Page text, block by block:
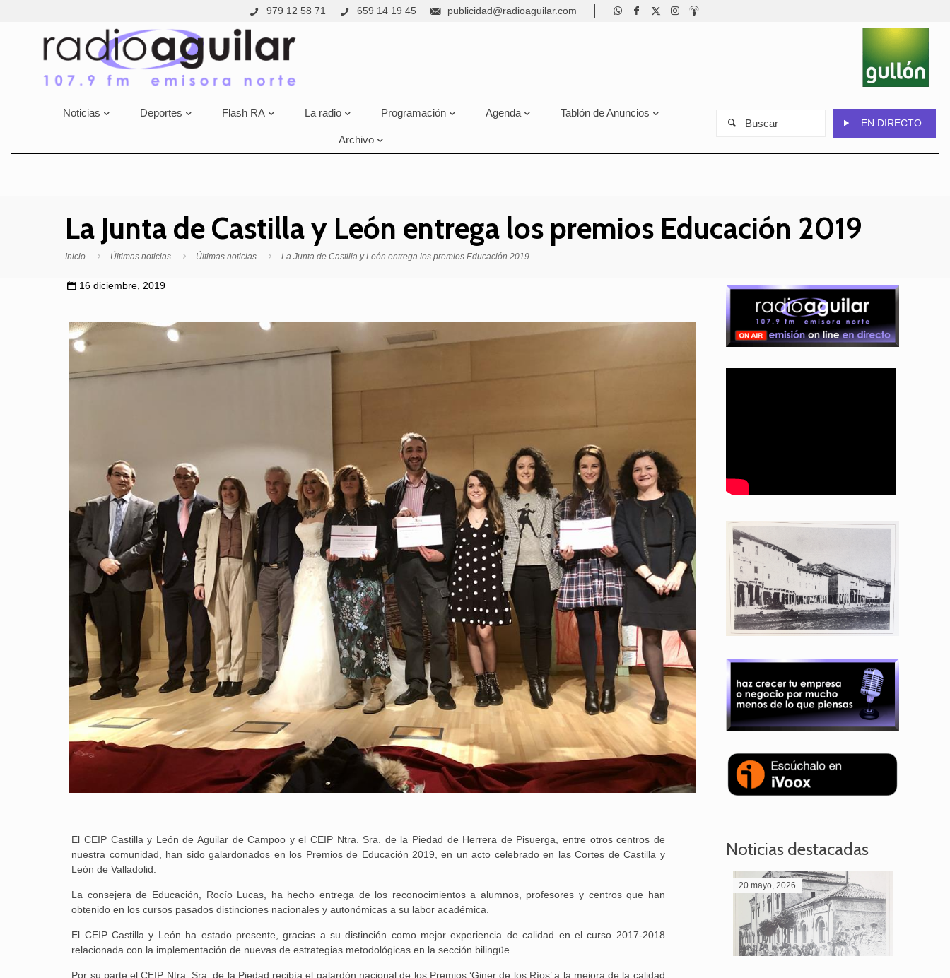
979 12 58 71 659 14 19 45 publicidad@radioaguilar.com
Noticias Deportes Flash RA La radio Programación Agenda Tablón de Anuncios
Archivo
EN DIRECTO
La Junta de Castilla y León entrega los premios Educación 2019
Inicio Últimas noticias Últimas noticias La Junta de Castilla y León entrega los premios Educación 2019
16 diciembre, 2019
El CEIP Castilla y León de Aguilar de Campoo y el CEIP Ntra. Sra. de la Piedad de Herrera de Pisuerga, entre otros centros de
nuestra comunidad, han sido galardonados en los Premios de Educación 2019, en un acto celebrado en las Cortes de Castilla y
León de Valladolid.
La consejera de Educación, Rocío Lucas, ha hecho entrega de los reconocimientos a alumnos, profesores y centros que han
obtenido en los cursos pasados distinciones nacionales y autonómicas a su labor académica.
El CEIP Castilla y León ha estado presente, gracias a su distinción como mejor experiencia de calidad en el curso 2017-2018
relacionada con la implementación de nuevas de estrategias metodológicas en la sección bilingüe.
Por su parte el CEIP Ntra. Sra. de la Piedad recibía el galardón nacional de los Premios ‘Giner de los Ríos’ a la mejora de la calidad
Noticias destacadas
20 mayo, 2026